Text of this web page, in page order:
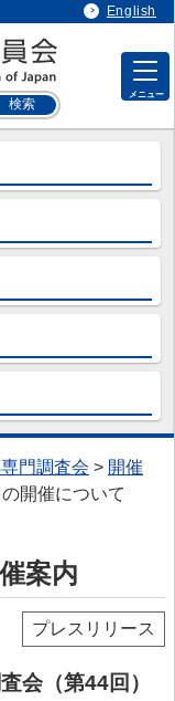
English
メニュー
門調査会 > 開催
開催について
案内
プレスリリース
会（第44回）